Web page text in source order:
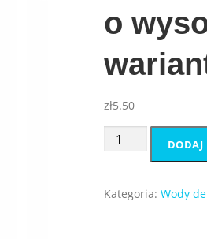
o
zł5.50
ilość
demineralizowana
DODAJ
Kategoria:Wody